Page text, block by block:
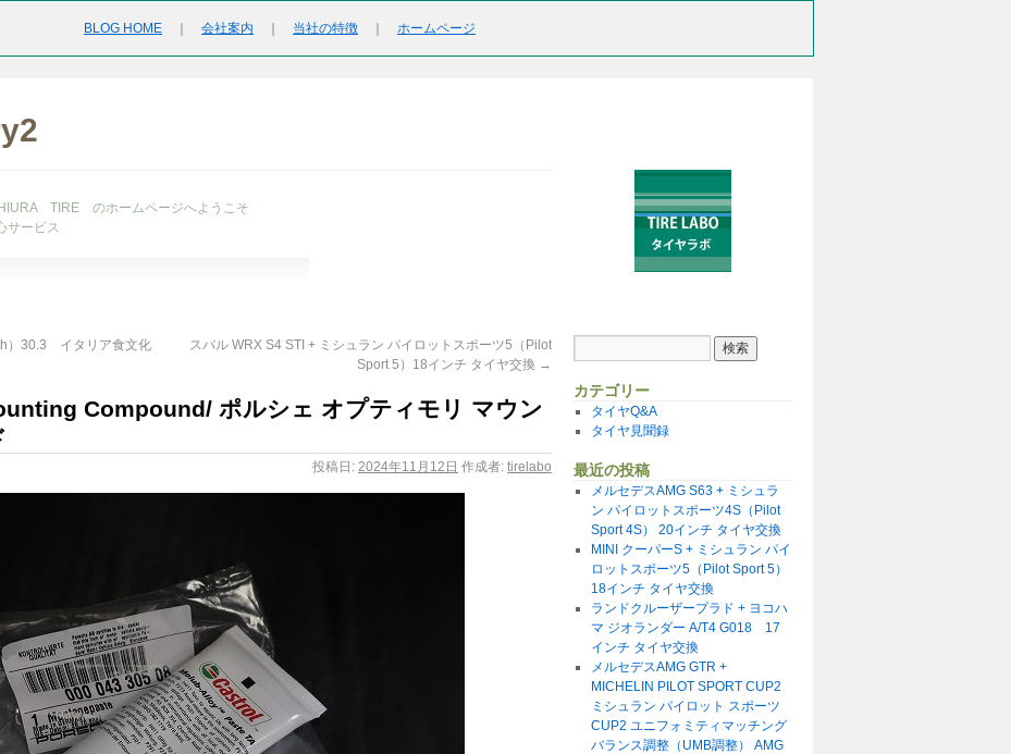
BLOG HOME 会社案内 当社の特徴 ホームページ
TIRE のホームページへようこそ
ービス
）30.3 イタリア食文化
スバル WRX S4 STI + ミシュラン パイロットスポーツ5（Pilot
Sport 5）18インチ タイヤ交換 →
Compound/ ポルシェ オプティモリ マウン
投稿日: 2024年11月12日 作成者: tirelabo
カテゴリー
タイヤQ&A
タイヤ見聞録
最近の投稿
メルセデスAMG S63 + ミシュラ
ン パイロットスポーツ4S（Pilot
Sport 4S） 20インチ タイヤ交換
MINI クーパーS + ミシュラン パイ
ロットスポーツ5（Pilot Sport 5）
18インチ タイヤ交換
ランドクルーザープラド + ヨコハ
マ ジオランダー A/T4 G018 17
インチ タイヤ交換
メルセデスAMG GTR +
MICHELIN PILOT SPORT CUP2
ミシュラン パイロット スポーツ
CUP2 ユニフォミティマッチング
バランス調整（UMB調整） AMG